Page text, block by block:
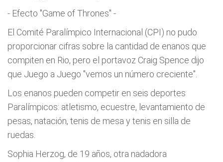
- Efecto "Game of Thrones" -
El Comité Paralímpico Internacional (CPI) no pudo
proporcionar cifras sobre la cantidad de enanos que
compiten en Rio, pero el portavoz Craig Spence dijo
que Juego a Juego "vemos un número creciente".
Los enanos pueden competir en seis deportes
Paralímpicos: atletismo, ecuestre, levantamiento de
pesas, natación, tenis de mesa y tenis en silla de
ruedas.
Sophia Herzog, de 19 años, otra nadadora